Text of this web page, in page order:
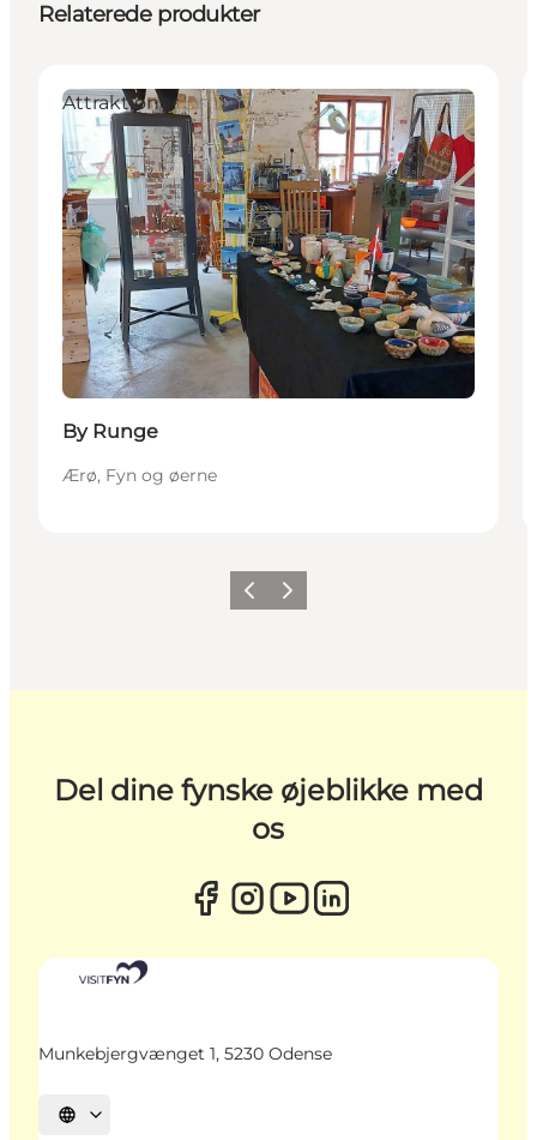
Relaterede produkter
Attraktioner
By Runge
Ærø, Fyn og øerne
ForrigeNæste
Del dine fynske øjeblikke med
os
Munkebjergvænget 1, 5230 Odense
Vælg sprog